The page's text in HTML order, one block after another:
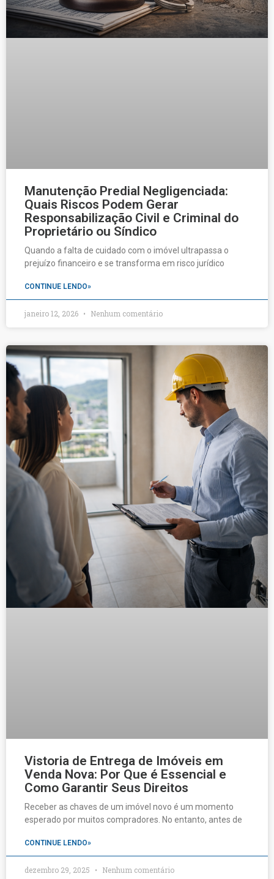
Manutenção Predial Negligenciada:
Quais Riscos Podem Gerar
Responsabilização Civil e Criminal do
Proprietário ou Síndico
Quando a falta de cuidado com o imóvel ultrapassa o
prejuízo financeiro e se transforma em risco jurídico
CONTINUE LENDO»
janeiro 12, 2026 Nenhum comentário
Vistoria de Entrega de Imóveis em
Venda Nova: Por Que é Essencial e
Como Garantir Seus Direitos
Receber as chaves de um imóvel novo é um momento
esperado por muitos compradores. No entanto, antes de
CONTINUE LENDO»
dezembro 29, 2025 Nenhum comentário